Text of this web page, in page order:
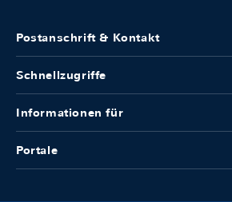
Postanschrift & Kontakt
Schnellzugriffe
Informationen für
Portale